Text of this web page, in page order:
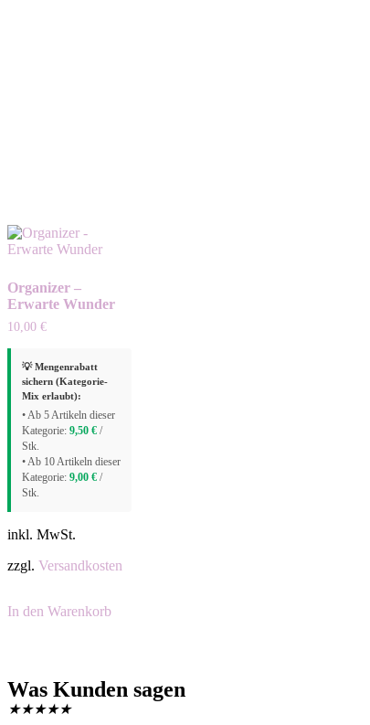
Organizer –
Erwarte Wunder
10,00 €
💡 Mengenrabatt
sichern (Kategorie-
Mix erlaubt):
• Ab 5 Artikeln dieser
Kategorie: 9,50 € /
Stk.
• Ab 10 Artikeln dieser
Kategorie: 9,00 € /
Stk.
inkl. MwSt.
zzgl. Versandkosten
In den Warenkorb
Was Kunden sagen
★★★★★